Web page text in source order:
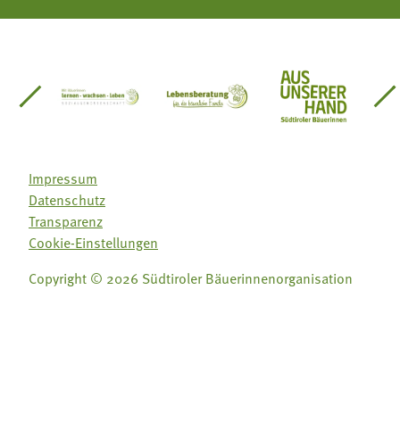
Südtirol
Gärtnervereinigung
Sozialgenossenschaft Mit Bäuerinnen lernen -
Lebensberatung für dieAus unserer
Impressum
Datenschutz
Transparenz
Cookie-Einstellungen
Copyright © 2026 Südtiroler Bäuerinnenorganisation